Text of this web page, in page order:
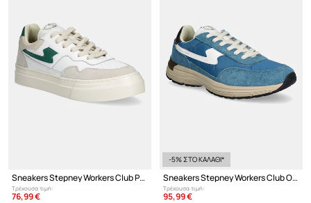
Sneakers Stepney Workers Club PEARL S-STRIKE LEATHER
Τρέχουσα τιμή:
76,99 €
-5% ΣΤΟ ΚΑΛΑΘΙ*
Sneakers Stepney Workers Club Osier S-Strike Geo-Merged
Τρέχουσα τιμή:
95,99 €